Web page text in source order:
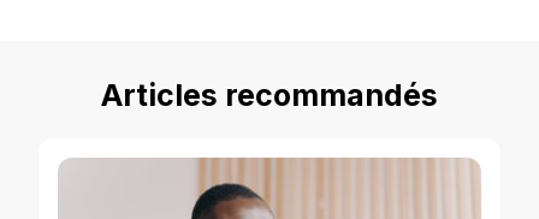
Articles recommandés